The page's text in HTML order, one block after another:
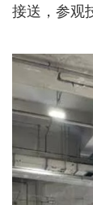
接送，参观